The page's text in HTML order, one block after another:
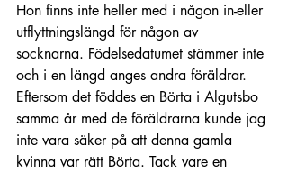
Hon finns inte heller med i någon in-eller
utflyttningslängd för någon av
socknarna. Födelsedatumet stämmer inte
och i en längd anges andra föräldrar.
Eftersom det föddes en Börta i Algutsbo
samma år med de föräldrarna kunde jag
inte vara säker på att denna gamla
kvinna var rätt Börta. Tack vare en